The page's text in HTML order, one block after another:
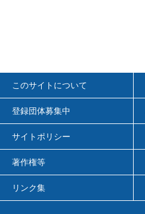
このサイトについて
登録団体募集中
サイトポリシー
著作権等
リンク集